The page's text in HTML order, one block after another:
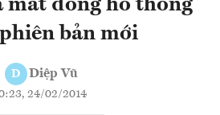
mắt đồng hồ thông
bản mới
D Diệp Vũ
24/02/2014